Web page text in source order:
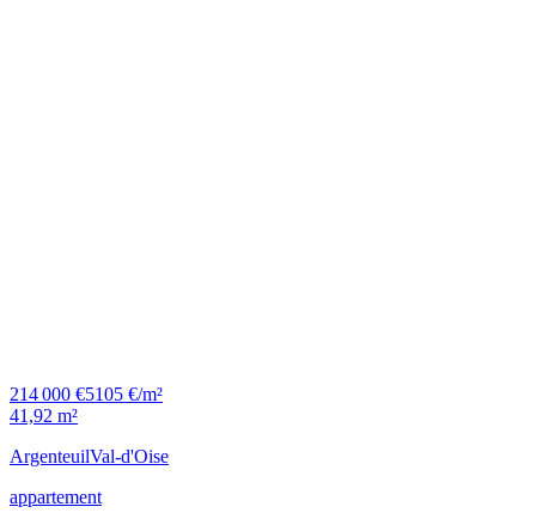
214 000 €5105 €/m²
41,92 m²
ArgenteuilVal-d'Oise
appartement